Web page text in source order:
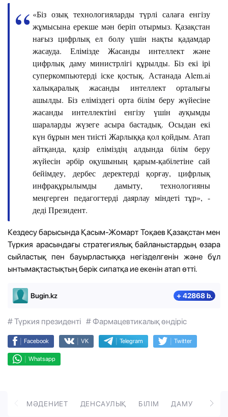
«Біз озық технологияларды түрлі салаға енгізу
жұмысына ерекше мән беріп отырмыз. Қазақстан
нағыз цифрлық ел болу үшін нақты қадамдар
жасауда. Елімізде Жасанды интеллект және
цифрлық даму министрлігі құрылды. Біз екі ірі
суперкомпьютерді іске қостық. Астанада Alem.ai
халықаралық жасанды интеллект орталығы
ашылды. Біз еліміздегі орта білім беру жүйесіне
жасанды интеллектіні енгізу үшін ауқымды
шараларды жүзеге асыра бастадық. Осыдан екі
күн бұрын мен тиісті Жарлыққа қол қойдым. Атап
айтқанда, қазір еліміздің алдында білім беру
жүйесін әрбір оқушының қарым-қабілетіне сай
бейімдеу, дербес деректерді қорғау, цифрлық
инфрақұрылымды дамыту, технологияны
меңгерген педагогтерді даярлау міндеті тұр», -
деді Президент.
Кездесу барысында Қасым-Жомарт Тоқаев Қазақстан мен
Түркия арасындағы стратегиялық байланыстардың өзара
сыйластық пен бауырластыққа негізделгенін және бұл
ынтымақтастықтың берік сипатқа ие екенін атап өтті.
Bugin.kz + 42868 b.
# Түркия президенті # Фармацевтикалық өндіріс
| Facebook | VK | Telegram | Twitter
| Whatsapp
МӘДЕНИЕТ ДЕНСАУЛЫҚ БІЛІМ ДАМУ